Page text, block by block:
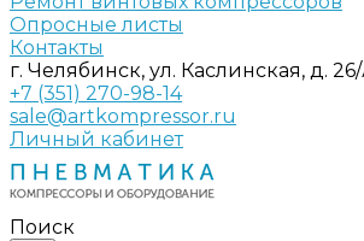
Опросные листы
Контакты
г. Челябинск, ул. Каслинская, д.
+7 (351) 270-98-14
sale@artkompressor.ru
Личный кабинет
Поиск